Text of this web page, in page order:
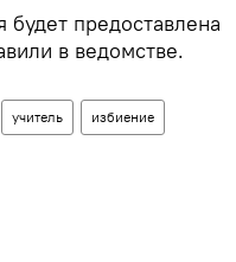
предоставлена
в ведомстве.
учитель избиение